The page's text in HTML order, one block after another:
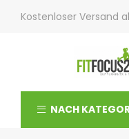
Kostenloser Versand
NACH